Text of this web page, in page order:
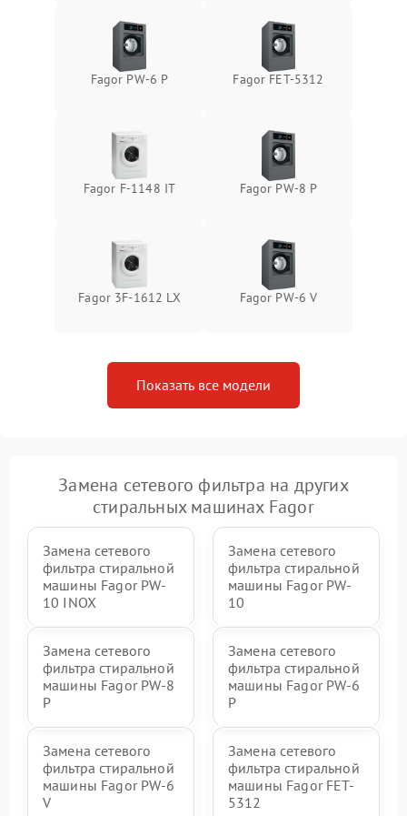
Fagor PW-6 P Fagor FET-5312
Fagor F-1148 IT Fagor PW-8 P
Fagor 3F-1612 LX Fagor PW-6 V
Показать все модели
Замена сетевого фильтра на других
стиральных машинах Fagor
Замена сетевого
фильтра стиральной
машины Fagor PW-
10 INOX
Замена сетевого
фильтра стиральной
машины Fagor PW-
10
Замена сетевого
фильтра стиральной
машины Fagor PW-8
P
Замена сетевого
фильтра стиральной
машины Fagor PW-6
P
Замена сетевого
фильтра стиральной
машины Fagor PW-6
V
Замена сетевого
фильтра стиральной
машины Fagor FET-
5312